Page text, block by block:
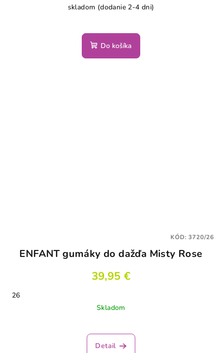
skladom (dodanie 2-4 dni)
Do košíka
ENFANT gumáky do dažďa Misty Rose
39,95 €
26
Skladom
Detail
KÓD:3720/26